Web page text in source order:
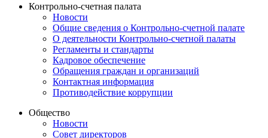
Контрольно-счетная палата
Новости
Общие сведения о Контрольно-счетной палате
О деятельности Контрольно-счетной палаты
Регламенты и стандарты
Кадровое обеспечение
Обращения граждан и организаций
Контактная информация
Противодействие коррупции
Общество
Новости
Совет директоров